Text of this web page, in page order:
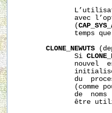
avec
              (
              temps que
CLONE_NEWUTS
              Si
nouvel
du
(comme
de  noms
être